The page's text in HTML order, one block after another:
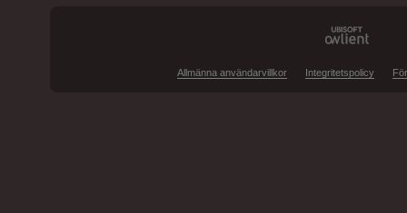
Allmänna användarvillkor Integritetspolicy